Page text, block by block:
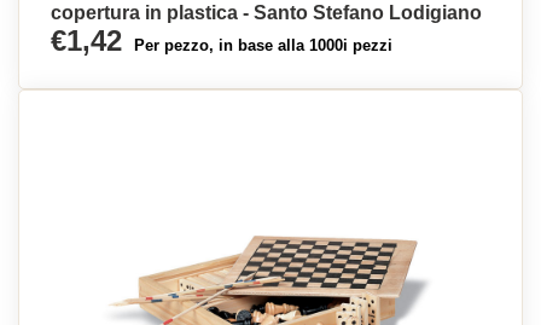
copertura in plastica - Santo Stefano Lodigiano
€1,42 Per pezzo, in base alla 1000i pezzi